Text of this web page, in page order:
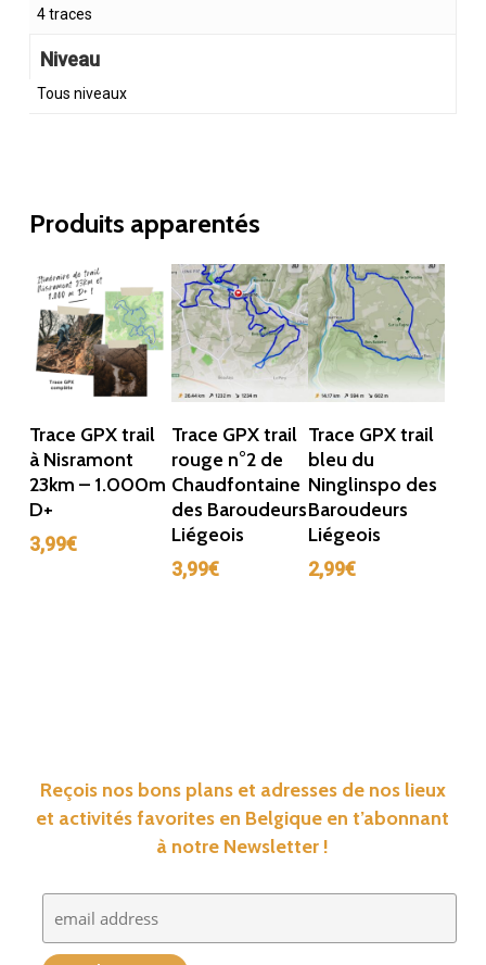
4 traces
Niveau
Tous niveaux
Produits apparentés
Ajouter Au
Trace GPX trail
à Nisramont
23km – 1.000m
D+
3,99€
Ajouter Au
Panier
Trace GPX trail
rouge n°2 de
Chaudfontaine
des Baroudeurs
Liégeois
3,99€
Ajouter Au
Panier
Trace GPX trail
bleu du
Ninglinspo des
Baroudeurs
Liégeois
2,99€
Reçois nos bons plans et adresses de nos lieux
et activités favorites en Belgique en t’abonnant
à notre Newsletter !